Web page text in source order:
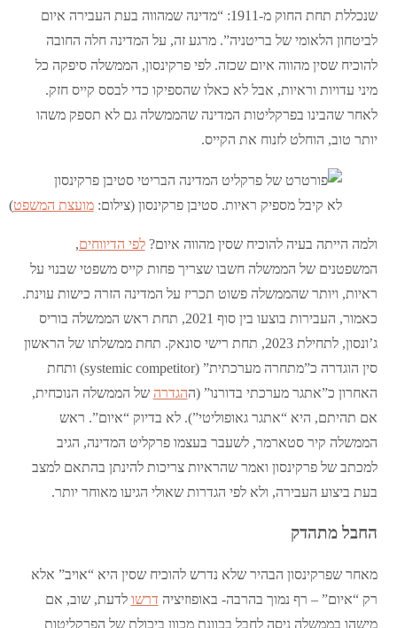
שנכללת תחת החוק מ-1911: “מדינה שמהווה בעת העבירה איום
לביטחון הלאומי של בריטניה”. מרגע זה, על המדינה חלה החובה
להוכיח שסין מהווה איום שכזה. לפי פרקינסון, הממשלה סיפקה כל
מיני עדויות וראיות, אבל לא כאלו שהספיקו כדי לבסס קייס חזק.
לאחר שהבינו בפרקליטות המדינה שהממשלה גם לא תספק משהו
יותר טוב, הוחלט לזנוח את הקייס.
לא קיבל מספיק ראיות. סטיבן פרקינסון (צילום:מועצת המשפט)
ולמה הייתה בעיה להוכיח שסין מהווה איום?לפי הדיווחים,
המשפטנים של הממשלה חשבו שצריך פחות קייס משפטי שבנוי על
ראיות, ויותר שהממשלה פשוט תכריז על המדינה הזרה כישות עוינת.
כאמור, העבירות בוצעו בין סוף 2021, תחת ראש הממשלה בוריס
ג’ונסון, לתחילת 2023, תחת רישי סונאק. תחת ממשלתו של הראשון
סין הוגדרה כ”מתחרה מערכתית” (systemic competitor) ותחת
האחרון כ”אתגר מערכתי בדורנו” (ההגדרה של הממשלה הנוכחית,
אם תהיתם, היא “אתגר גאופוליטי”). לא בדיוק “איום”. ראש
הממשלה קיר סטארמר, לשעבר בעצמו פרקליט המדינה, הגיב
למכתב של פרקינסון ואמר שהראיות צריכות להינתן בהתאם למצב
בעת ביצוע העבירה, ולא לפי הגדרות שאולי הגיעו מאוחר יותר.
החבל מתהדק
מאחר שפרקינסון הבהיר שלא נדרש להוכיח שסין היא “אויב” אלא
רק “איום” – רף נמוך בהרבה- באופוזיציה דרשו לדעת, שוב, אם
מישהו בממשלה ניסה לחבל בכוונת מכוון ביכולת של הפרקליטות